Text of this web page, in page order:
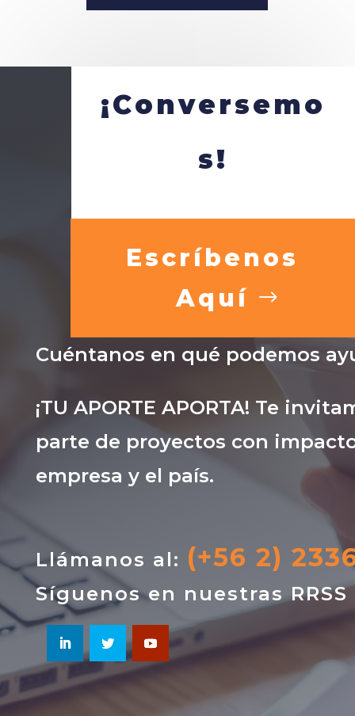
¡Conversemo
s!
Escríbenos
Aquí
Cuéntanos en qué podemos
¡TU APORTE APORTA! Te
parte de proyectos con
empresa y el país.
Llámanos al: (+56 2)
Síguenos en nuestras RRSS